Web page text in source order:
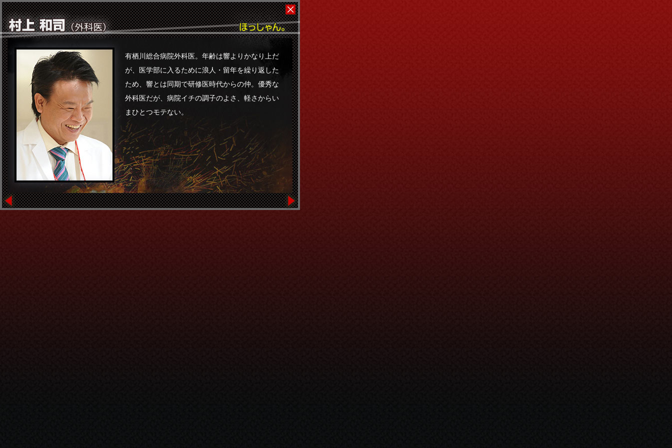
有栖川総合病院外科医。年齢は響よりかなり上だ
が、医学部に入るために浪人・留年を繰り返した
ため、響とは同期で研修医時代からの仲。優秀な
外科医だが、病院イチの調子のよさ、軽さからい
まひとつモテない。